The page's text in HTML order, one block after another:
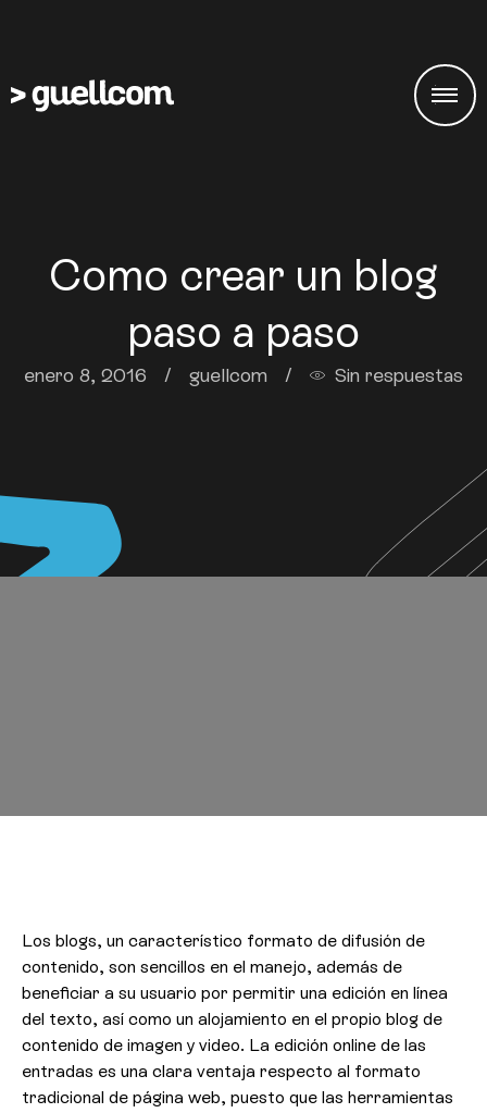
Como crear un blog
paso a paso
enero 8, 2016 / guellcom / Sin respuestas
Los blogs, un característico formato de difusión de
contenido, son sencillos en el manejo, además de
beneficiar a su usuario por permitir una edición en línea
del texto, así como un alojamiento en el propio blog de
contenido de imagen y video. La edición online de las
entradas es una clara ventaja respecto al formato
tradicional de página web, puesto que las herramientas